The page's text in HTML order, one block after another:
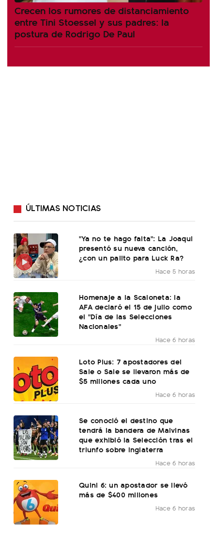
Crecen los rumores de distanciamiento
entre Tini Stoessel y sus padres: la
postura de Rodrigo De Paul
ÚLTIMAS NOTICIAS
"Ya no te hago falta": La Joaqui
presentó su nueva canción,
¿con un palito para Luck Ra?
Hace 5 horas
Homenaje a la Scaloneta: la
AFA declaró el 15 de julio como
el "Día de las Selecciones
Nacionales"
Hace 6 horas
Loto Plus: 7 apostadores del
Sale o Sale se llevaron más de
$5 millones cada uno
Hace 6 horas
Se conoció el destino que
tendrá la bandera de Malvinas
que exhibió la Selección tras el
triunfo sobre Inglaterra
Hace 6 horas
Quini 6: un apostador se llevó
más de $400 millones
Hace 6 horas